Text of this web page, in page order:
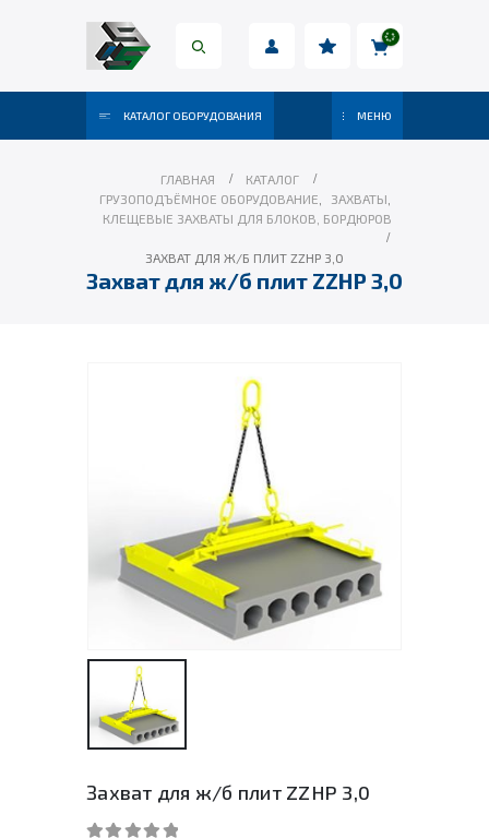
КАТАЛОГ ОБОРУДОВАНИЯ МЕНЮ
ГЛАВНАЯ
КАТАЛОГ
ГРУЗОПОДЪЁМНОЕ ОБОРУДОВАНИЕ
ЗАХВАТЫ
КЛЕЩЕВЫЕ ЗАХВАТЫ ДЛЯ БЛОКОВ, БОРДЮРОВ
ЗАХВАТ ДЛЯ Ж/Б ПЛИТ ZZHP 3,0
Захват для ж/б плит ZZHP 3,0
Захват для ж/б плит ZZHP 3,0